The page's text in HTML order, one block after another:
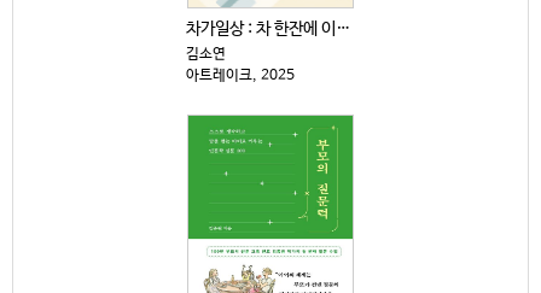
차가일상 : 차 한잔에 이렇게 재미있는 역사·문화·예술...
김소연
아트레이크, 2025